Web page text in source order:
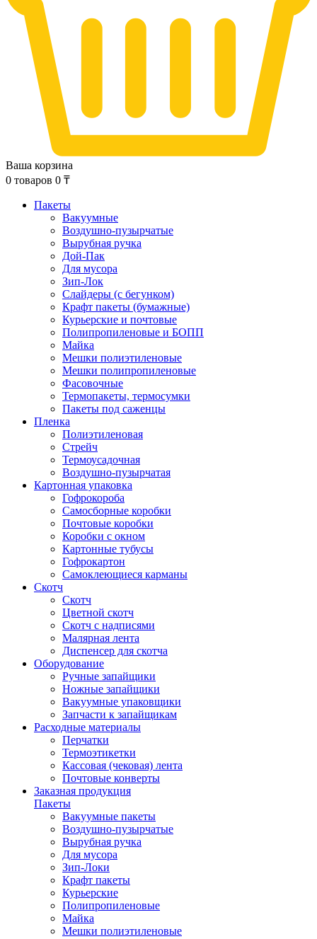
Ваша корзина
0 товаров 0 ₸
Пакеты
Вакуумные
Воздушно-пузырчатые
Вырубная ручка
Дой-Пак
Для мусора
Зип-Лок
Слайдеры (с бегунком)
Крафт пакеты (бумажные)
Курьерские и почтовые
Полипропиленовые и БОПП
Майка
Мешки полиэтиленовые
Мешки полипропиленовые
Фасовочные
Термопакеты, термосумки
Пакеты под саженцы
Пленка
Полиэтиленовая
Стрейч
Термоусадочная
Воздушно-пузырчатая
Картонная упаковка
Гофрокороба
Самосборные коробки
Почтовые коробки
Коробки с окном
Картонные тубусы
Гофрокартон
Самоклеющиеся карманы
Скотч
Скотч
Цветной скотч
Скотч с надписями
Малярная лента
Диспенсер для скотча
Оборудование
Ручные запайщики
Ножные запайщики
Вакуумные упаковщики
Запчасти к запайщикам
Расходные материалы
Перчатки
Термоэтикетки
Кассовая (чековая) лента
Почтовые конверты
Заказная продукция
Пакеты
Вакуумные пакеты
Воздушно-пузырчатые
Вырубная ручка
Для мусора
Зип-Локи
Крафт пакеты
Курьерские
Полипропиленовые
Майка
Мешки полиэтиленовые